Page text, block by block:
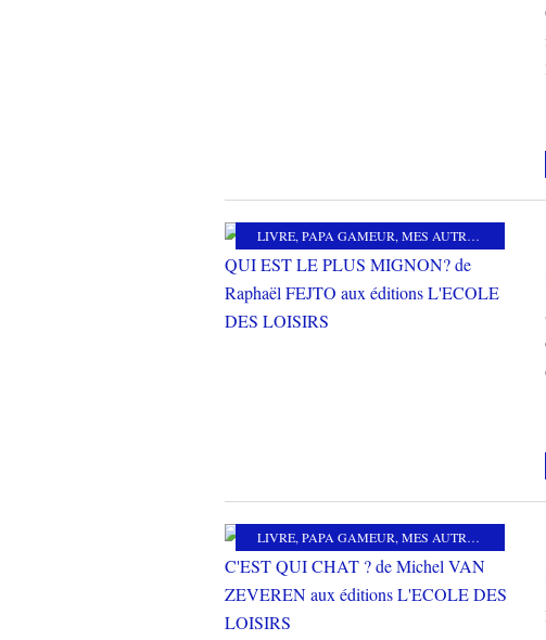
LIVRE, PAPA GAMEUR, MES AUTRES PASSIONS
LIVRE, PAPA GAMEUR, MES AUTRES PASSIONS